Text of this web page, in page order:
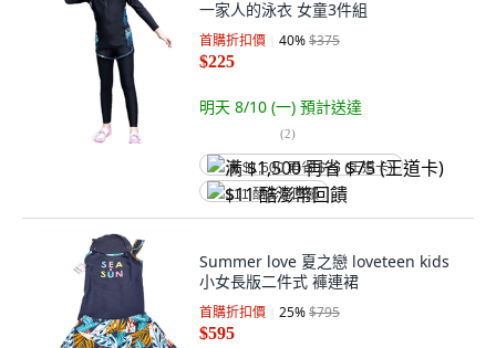
一家人的泳衣 女童3件組
首購折扣價 40%$375
$225
明天 8/10 (一) 預計送達
(2)
满 $1,500 再省 $75 (王道卡)
$11 酷澎幣回饋
Summer love 夏之戀 loveteen kids
小女長版二件式 褲連裙
首購折扣價 25%$795
$595